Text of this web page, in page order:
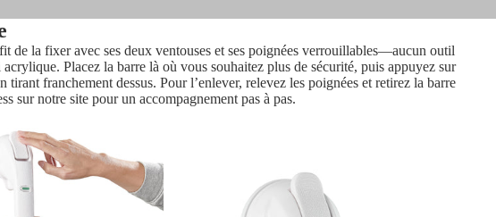
la fixer avec ses deux ventouses et ses poignées verrouillables—aucun outil
Placez la barre là où vous souhaitez plus de sécurité, puis appuyez sur
franchement dessus. Pour l’enlever, relevez les poignées et retirez la barre
sur notre site pour un accompagnement pas à pas.